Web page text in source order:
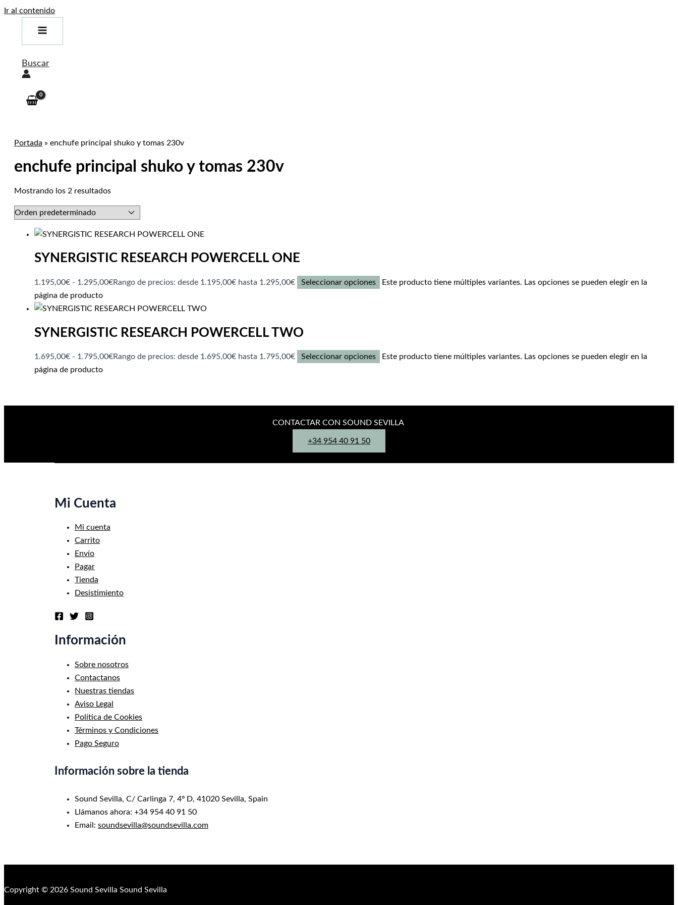
Ir al contenido
Buscar
Portada » enchufe principal shuko y tomas 230v
enchufe principal shuko y tomas 230v
Mostrando los 2 resultados
SYNERGISTIC RESEARCH POWERCELL ONE
1.195,00€ - 1.295,00€Rango de precios: desde 1.195,00€ hasta 1.295,00€ Seleccionar opciones
Este producto tiene múltiples variantes. Las opciones se pueden elegir en la
página de producto
SYNERGISTIC RESEARCH POWERCELL TWO
1.695,00€ - 1.795,00€Rango de precios: desde 1.695,00€ hasta 1.795,00€ Seleccionar opciones
Este producto tiene múltiples variantes. Las opciones se pueden elegir en la
página de producto
CONTACTAR CON SOUND SEVILLA
+34 954 40 91 50
Mi Cuenta
Mi cuenta
Carrito
Envío
Pagar
Tienda
Desistimiento
Información
Sobre nosotros
Contactanos
Nuestras tiendas
Aviso Legal
Política de Cookies
Términos y Condiciones
Pago Seguro
Información sobre la tienda
Sound Sevilla, C/ Carlinga 7, 4º D, 41020 Sevilla, Spain
Llámanos ahora: +34 954 40 91 50
Email: soundsevilla@soundsevilla.com
Copyright © 2026 Sound Sevilla Sound Sevilla